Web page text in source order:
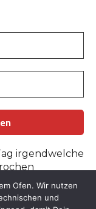
irgendwelche
. Ofen. Wir nutzen
und